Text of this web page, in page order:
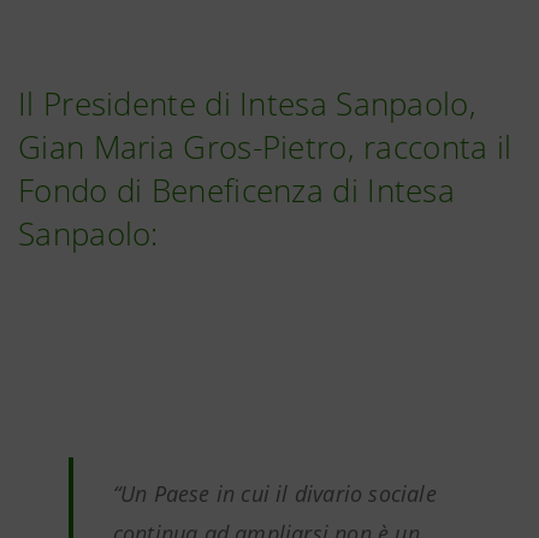
Il Presidente di Intesa Sanpaolo,
Gian Maria Gros-Pietro, racconta il
Fondo di Beneficenza di Intesa
Sanpaolo:
“Un Paese in cui il divario sociale